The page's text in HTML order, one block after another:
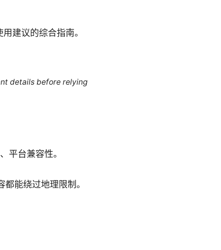
建议的综合指南。
details before relying
平台兼容性。
能绕过地理限制。